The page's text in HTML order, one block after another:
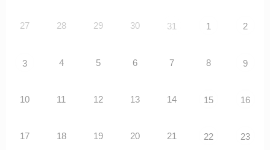
27 28 29 30 31 1 2
3 4 5 6 7 8 9
10 11 12 13 14 15 16
17 18 19 20 21 22 23